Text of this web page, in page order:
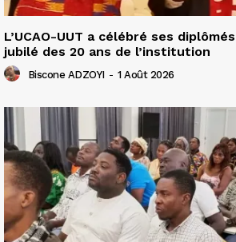
L’UCAO-UUT a célébré ses
jubilé des 20 ans de l’institution
Biscone ADZOYI - 1 Août 2026